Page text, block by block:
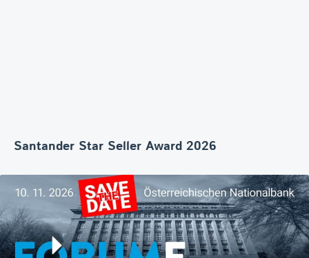
Santander Star Seller Award 2026